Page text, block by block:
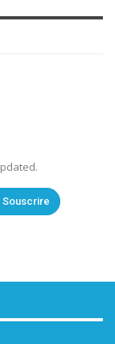
Souscrire